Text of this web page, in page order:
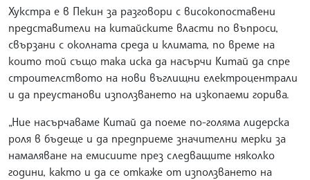
Хукстра е в Пекин за разговори с високопоставени
представители на китайските власти по въпроси,
свързани с околната среда и климата, по време на
които той също така иска да насърчи Китай да спре
строителството на нови въглищни електроцентрали
и да преустанови използването на изкопаеми горива.
„Ние насърчаваме Китай да поеме по-голяма лидерска
роля в бъдеще и да предприеме значителни мерки за
намаляване на емисиите през следващите няколко
години, както и да се откаже от използването на